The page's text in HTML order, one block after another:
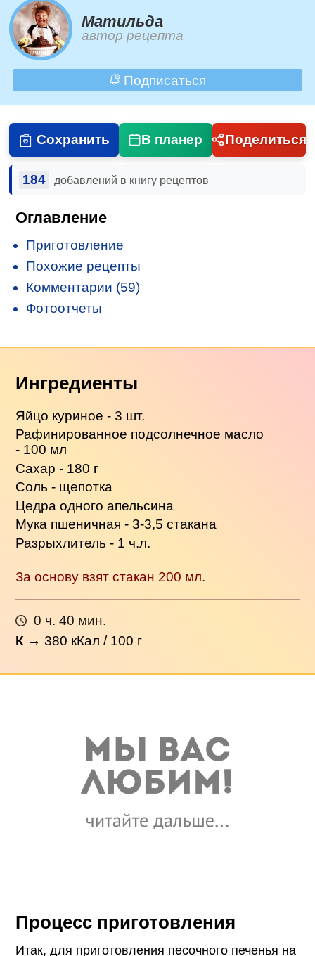
Матильда
автор рецепта
Подписаться
Сохранить В планер Поделиться
184 добавлений в книгу рецептов
Оглавление
Приготовление
Похожие рецепты
Комментарии (59)
Фотоотчеты
Ингредиенты
Яйцо куриное - 3 шт.
Рафинированное подсолнечное масло
- 100 мл
Сахар - 180 г
Соль - щепотка
Цедра одного апельсина
Мука пшеничная - 3-3,5 стакана
Разрыхлитель - 1 ч.л.
За основу взят стакан 200 мл.
0 ч. 40 мин.
К →380 кКал / 100 г
Процесс приготовления
Итак, для приготовления песочного печенья на